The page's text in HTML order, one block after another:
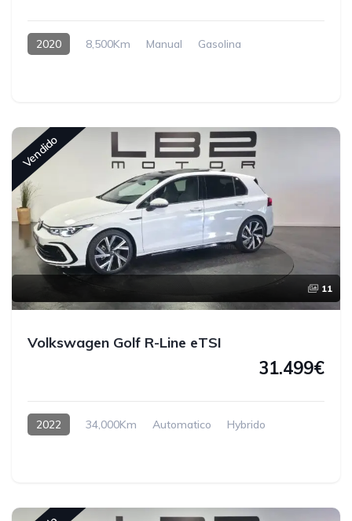
2020 8,500Km Manual Gasolina
Vendido
11
Volkswagen Golf R-Line eTSI
31.499€
2022 34,000Km Automatico Hybrido